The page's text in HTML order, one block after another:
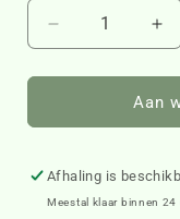
Aantal
verlagen
voor
Loves
Soy
Set
Set
Aan
Afhaling is
Meestal klaar binnen 24